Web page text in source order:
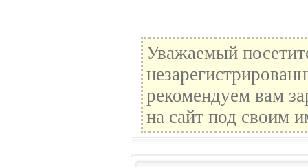
Уважаемый
рекомендуем вам
на сайт под своим